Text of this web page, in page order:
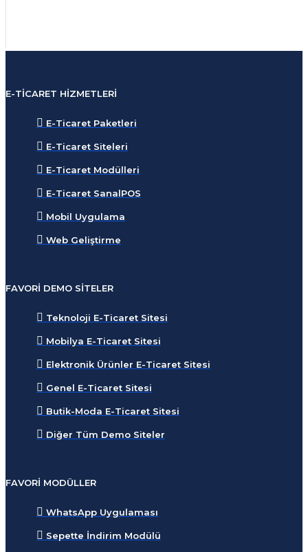
E-TICARET HIZMETLERI
E-Ticaret Paketleri
E-Ticaret Siteleri
E-Ticaret Modülleri
E-Ticaret SanalPOS
Mobil Uygulama
Web Geliştirme
FAVORI DEMO SITELER
Teknoloji E-Ticaret Sitesi
Mobilya E-Ticaret Sitesi
Elektronik Ürünler E-Ticaret Sitesi
Genel E-Ticaret Sitesi
Butik-Moda E-Ticaret Sitesi
Diğer Tüm Demo Siteler
FAVORI MODÜLLER
WhatsApp Uygulaması
Sepette İndirim Modülü